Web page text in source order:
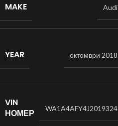
MAKE Audi
YEAR октомври 2018
VIN
НОМЕР
WA1A4AFY4J2019324